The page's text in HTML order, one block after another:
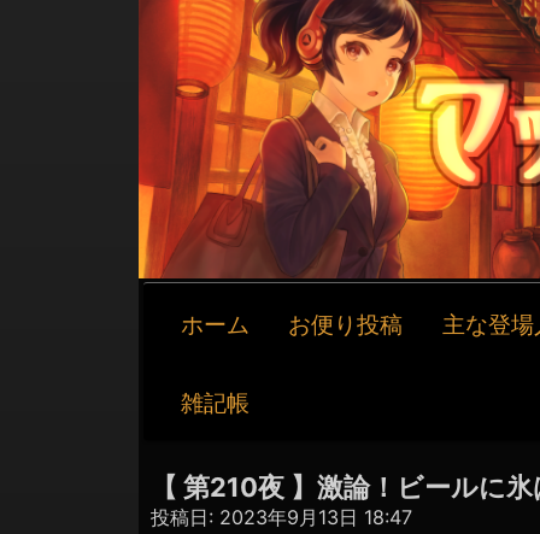
シ
ホーム お便り投稿 主な登
雑記帳
【 第210夜 】激論！ビールに
投稿日: 2023年9月13日 18:47